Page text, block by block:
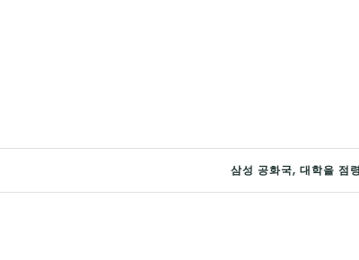
삼성 공화국, 대학을 점